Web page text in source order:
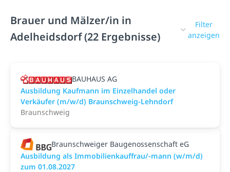
Brauer und Mälzer/in in
Adelheidsdorf (22 Ergebnisse)
Filter
anzeigen
BAUHAUS AG
Ausbildung Kaufmann im Einzelhandel oder
Verkäufer (m/w/d) Braunschweig-Lehndorf
Braunschweig
Braunschweiger Baugenossenschaft eG
Ausbildung als Immobilienkauffrau/-mann (w/m/d)
zum 01.08.2027